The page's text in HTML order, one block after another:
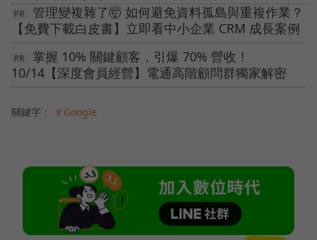
管理變複雜了🤯 如何避免資料孤島與重複作業？
【免費下載白皮書】立即看中小企業 CRM 成長案例
掌握 10% 關鍵顧客，引爆 70% 營收！
10/14【深度會員經營】電通高階顧問群獨家解密
關鍵字： ＃Google